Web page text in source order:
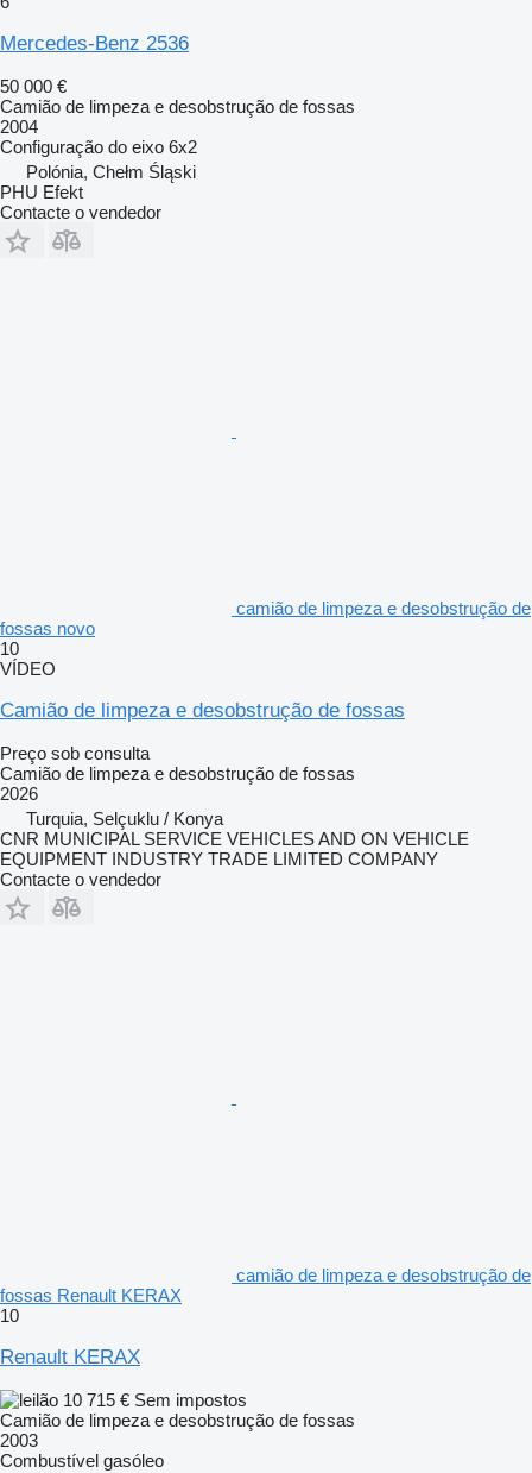
Mercedes-Benz 2536
50 000 €
Camião de limpeza e desobstrução de fossas
2004
Configuração do eixo 6x2
Polónia, Chełm Śląski
PHU Efekt
Contacte o vendedor
camião de limpeza e desobstrução de
fossas novo
10
VÍDEO
Camião de limpeza e desobstrução de fossas
Preço sob consulta
Camião de limpeza e desobstrução de fossas
2026
Turquia, Selçuklu / Konya
CNR MUNICIPAL SERVICE VEHICLES AND ON VEHICLE
EQUIPMENT INDUSTRY TRADE LIMITED COMPANY
Contacte o vendedor
camião de limpeza e desobstrução de
fossas Renault KERAX
10
Renault KERAX
10 715 € Sem impostos
Camião de limpeza e desobstrução de fossas
2003
Combustível gasóleo